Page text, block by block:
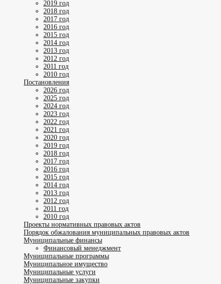
2019 год
2018 год
2017 год
2016 год
2015 год
2014 год
2013 год
2012 год
2011 год
2010 год
Постановления
2026 год
2025 год
2024 год
2023 год
2022 год
2021 год
2020 год
2019 год
2018 год
2017 год
2016 год
2015 год
2014 год
2013 год
2012 год
2011 год
2010 год
Проекты нормативных правовых актов
Порядок обжалования муниципальных правовых актов
Муниципальные финансы
Финансовый менеджмент
Муниципальные программы
Муниципальное имущество
Муниципальные услуги
Муниципальные закупки